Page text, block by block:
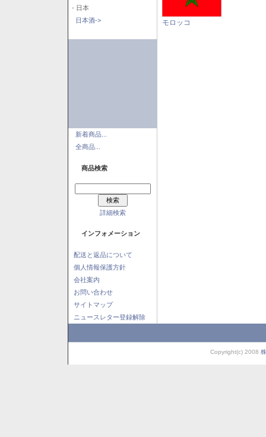
- 日本
日本酒->
新着商品...
全商品...
商品検索
詳細検索
インフォメーション
配送と返品について
個人情報保護方針
会社案内
お問い合わせ
サイトマップ
ニュースレター登録解除
モロッコ
Copyright(c) 2008